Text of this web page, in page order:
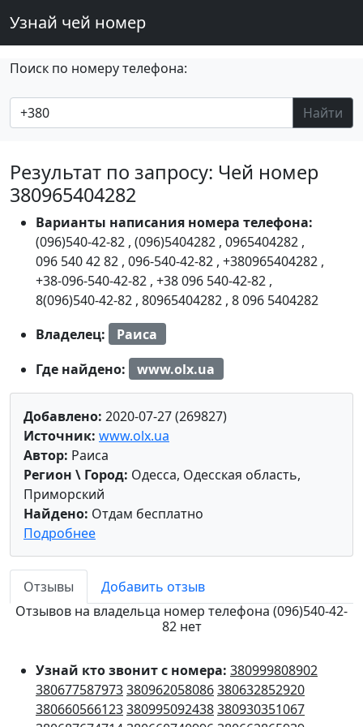
Узнай чей номер
Поиск по номеру телефона:
Найти
Результат по запросу: Чей номер
380965404282
Варианты написания номера телефона:
(096)540-42-82 , (096)5404282 , 0965404282 ,
096 540 42 82 , 096-540-42-82 , +380965404282 ,
+38-096-540-42-82 , +38 096 540-42-82 ,
8(096)540-42-82 , 80965404282 , 8 096 5404282
Владелец:
Раиса
Где найдено:
www.olx.ua
Добавлено: 2020-07-27 (269827)
Источник: www.olx.ua
Автор: Раиса
Регион \ Город: Одесса, Одесская область,
Приморский
Найдено: Отдам бесплатно
Подробнее
Отзывы
Добавить отзыв
Отзывов на владельца номер телефона (096)540-42-
82 нет
Узнай кто звонит с номера: 380999808902
380677587973380962058086380632852920
380660566123380995092438380930351067